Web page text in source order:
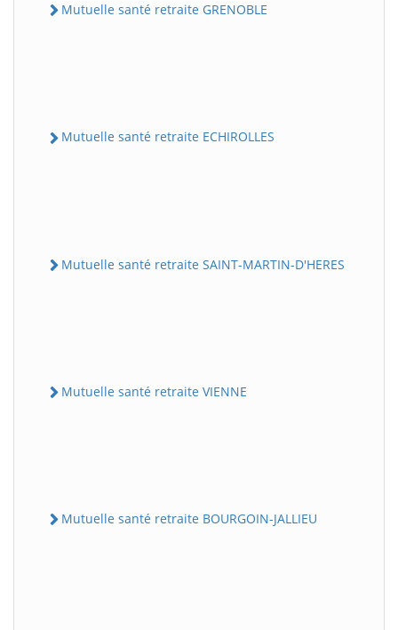
Mutuelle santé retraite GRENOBLE
Mutuelle santé retraite ECHIROLLES
Mutuelle santé retraite SAINT-MARTIN-D'HERES
Mutuelle santé retraite VIENNE
Mutuelle santé retraite BOURGOIN-JALLIEU